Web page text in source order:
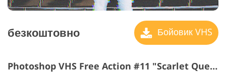
безкоштовно Бойовик VHS
Photoshop VHS Free Action #11 "Scarlet Queen"